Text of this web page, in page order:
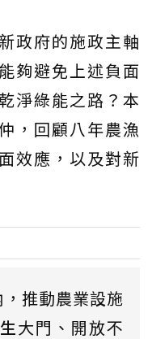
政府的施政主軸
夠避免上述負面
淨綠能之路？本
，回顧八年農漁
效應，以及對新
推動農業設施
大門、開放不